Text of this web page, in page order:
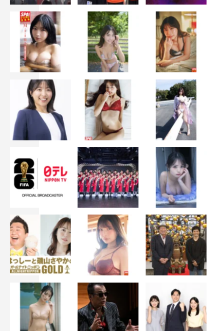
とても光栄です。ドラマのテーマでもあり、私が演じさせ
ていただく小夏の「派遣社員」という仕事、立場は分から
ないことも多いですが、演じながら学び、理解を深めてい
けたらと思っています。多くの先輩方との現場で不安や緊
張もありますが、視聴者の方に共感してもらえるような目
線で、一生懸命演じさせていただきたいです。
中村海人
＜中村海人 コメント＞
まさか、こんな大きな作品に出演させていただけるなん